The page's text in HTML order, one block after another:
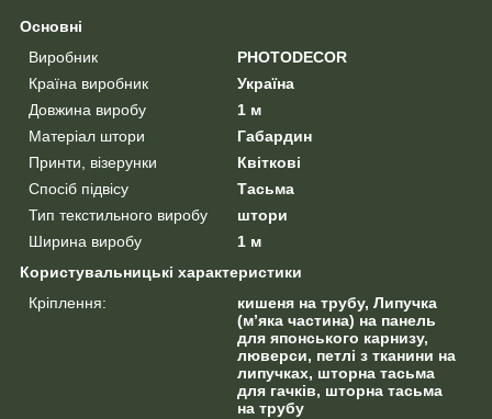
Основні
Виробник
PHOTODECOR
Країна виробник
Україна
Довжина виробу
1 м
Матеріал штори
Габардин
Принти, візерунки
Квіткові
Спосіб підвісу
Тасьма
Тип текстильного виробу
штори
Ширина виробу
1 м
Користувальницькі характеристики
Кріплення:
кишеня на трубу, Липучка
(м’яка частина) на панель
для японського карнизу,
люверси, петлі з тканини на
липучках, шторна тасьма
для гачків, шторна тасьма
на трубу